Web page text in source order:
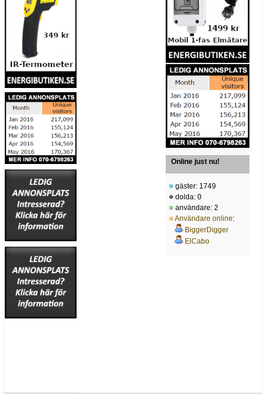
Online just nu!
gäster: 1749
dolda: 0
användare: 2
Användare online:
BiggerDigger
ElCabo